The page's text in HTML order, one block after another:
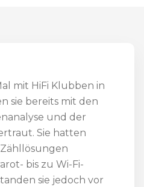
mit HiFi Klubben in
sie bereits mit den
und der
Sie hatten
bis zu Wi-Fi-
sie jedoch vor